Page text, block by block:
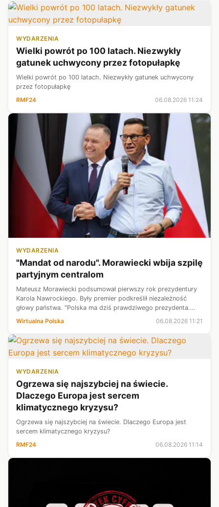
WYDARZENIA
Wielki powrót po 100 latach. Niezwykły
gatunek uchwycony przez fotopułapkę
Wielki powrót po 100 latach. Niezwykły gatunek uchwycony
przez fotopułapkę
RMF24
06.08.2026 11:24
WYDARZENIA
"Mandat od narodu". Morawiecki wbija szpilę
partyjnym centralom
Mateusz Morawiecki podsumował pierwszy rok prezydentury
Karola Nawrockiego. Były premier podkreślił niezależność
głowy państwa. "Polska ma dziś prawdziwego prezydenta.
Prezydenta, który wie, że mandat otrzymał od narodu, a nie od
Wirtualna Polska 06.08.2026 11:21
WYDARZENIA
Ogrzewa się najszybciej na świecie.
Dlaczego Europa jest sercem
klimatycznego kryzysu?
Ogrzewa się najszybciej na świecie. Dlaczego Europa jest
sercem klimatycznego kryzysu?
RMF24
06.08.2026 11:14